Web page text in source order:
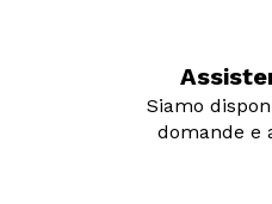
Siamo
domande e